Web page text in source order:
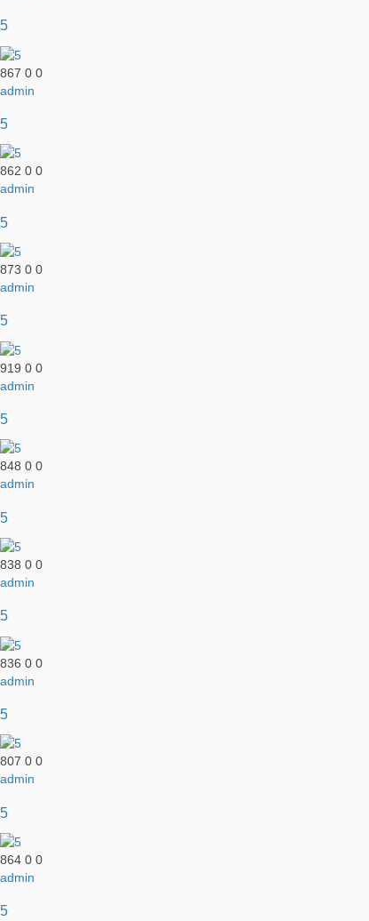
5
867 0 0
admin
5
862 0 0
admin
5
873 0 0
admin
5
919 0 0
admin
5
848 0 0
admin
5
838 0 0
admin
5
836 0 0
admin
5
807 0 0
admin
5
864 0 0
admin
5